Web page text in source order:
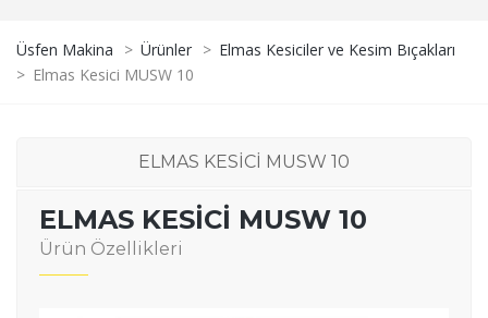
Üsfen Makina > Ürünler > Elmas Kesiciler ve Kesim Bıçakları
> Elmas Kesici MUSW 10
ELMAS KESİCİ MUSW 10
ELMAS KESİCİ MUSW 10
Ürün Özellikleri